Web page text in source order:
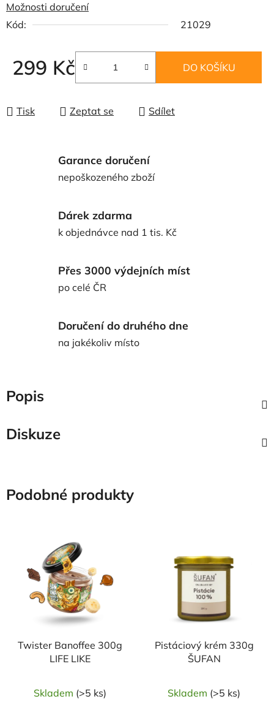
Možnosti doručení
Kód:
21029
299 Kč DO KOŠÍKU
Tisk Zeptat se Sdílet
Garance doručení
nepoškozeného zboží
Dárek zdarma
k objednávce nad 1 tis. Kč
Přes 3000 výdejních míst
po celé ČR
Doručení do druhého dne
na jakékoliv místo
Popis
Diskuze
Podobné produkty
Twister Banoffee 300g
LIFE LIKE
Skladem (>5 ks)
Pistáciový krém 330g
ŠUFAN
Skladem (>5 ks)